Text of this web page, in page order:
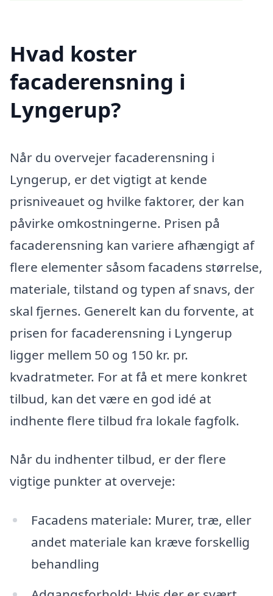
Hvad koster
facaderensning i
Lyngerup?
Når du overvejer facaderensning i
Lyngerup, er det vigtigt at kende
prisniveauet og hvilke faktorer, der kan
påvirke omkostningerne. Prisen på
facaderensning kan variere afhængigt af
flere elementer såsom facadens størrelse,
materiale, tilstand og typen af snavs, der
skal fjernes. Generelt kan du forvente, at
prisen for facaderensning i Lyngerup
ligger mellem 50 og 150 kr. pr.
kvadratmeter. For at få et mere konkret
tilbud, kan det være en god idé at
indhente flere tilbud fra lokale fagfolk.
Når du indhenter tilbud, er der flere
vigtige punkter at overveje:
Facadens materiale: Murer, træ, eller
andet materiale kan kræve forskellig
behandling